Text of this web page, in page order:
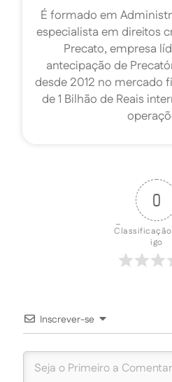
É formado em
especialista em direitos
Precato, empresa
antecipação de
desde 2012 no mercado
de 1 Bilhão de Reais
0
igo
Inscrever-se